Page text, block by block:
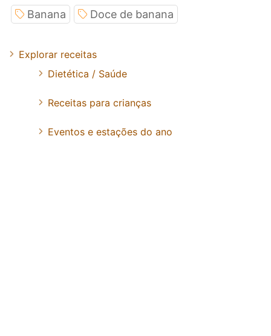
Banana Doce de banana
Explorar receitas
Dietética / Saúde
Receitas para crianças
Eventos e estações do ano